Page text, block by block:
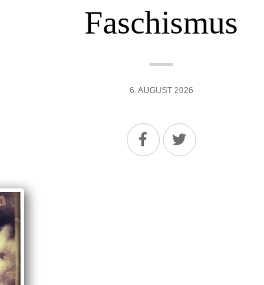
Faschismus
6. AUGUST 2026